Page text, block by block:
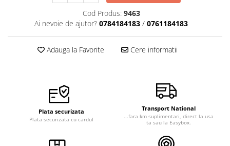
Cod Produs: 9463
Ai nevoie de ajutor? 0784184183 / 0761184183
Adauga la Favorite Cere informatii
Plata securizata
Plata securizata cu cardul
Transport National
...fara km suplimentari, direct la usa
ta sau la Easybox.